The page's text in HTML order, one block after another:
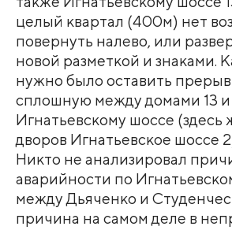
целый квартал (400м) нет
повернуть налево, или
новой разметкой и знаками.
нужно было оставить
сплошную между домами 13 и
Игнатьевскому шоссе (здесь
дворов Игнатьевское шоссе
Никто не анализировал
аварийности по
между Дьяченко и
причина на самом деле в